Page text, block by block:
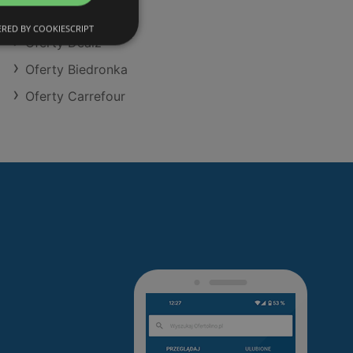
Oferty Dealz
Oferty Biedronka
Oferty Carrefour
BY COOKIESCRIPT